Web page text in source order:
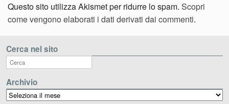
Questo sito utilizza Akismet per ridurre lo spam. Scopri
come vengono elaborati i dati derivati dai commenti.
Cerca nel sito
Archivio
Archivio